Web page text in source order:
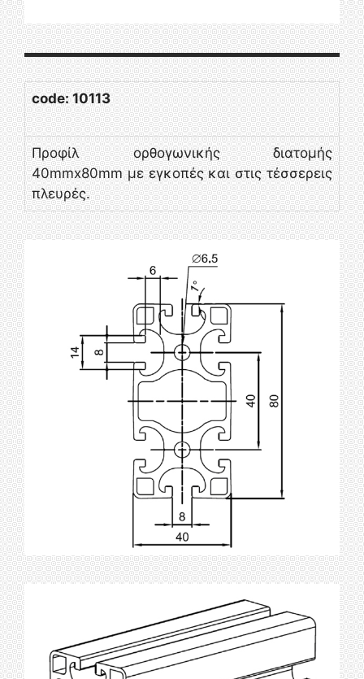
code: 10113
Προφίλ ορθογωνικής διατομής
40mmx80mm με εγκοπές και στις τέσσερεις
πλευρές.